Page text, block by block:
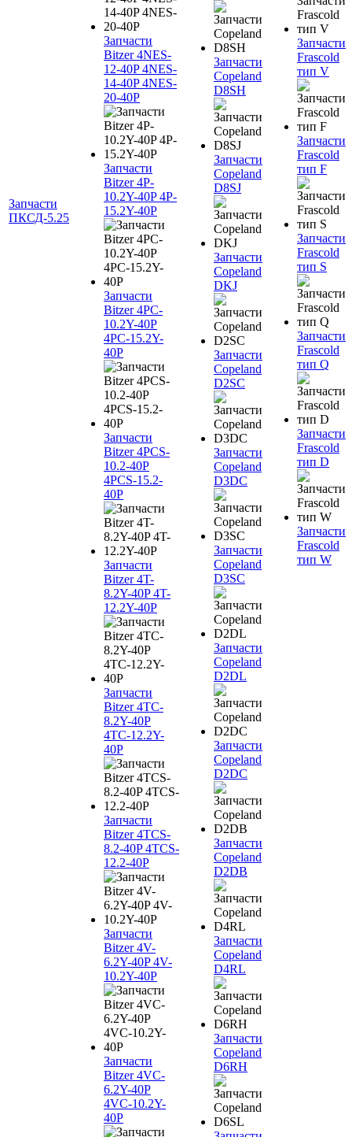
Запчасти
ПКСД-5.25
Запчасти
Bitzer 4NES-
12-40P 4NES-
14-40P 4NES-
20-40P
Запчасти
Bitzer 4P-
10.2Y-40P 4P-
15.2Y-40P
Запчасти
Bitzer 4PC-
10.2Y-40P
4PC-15.2Y-
40P
Запчасти
Bitzer 4PCS-
10.2-40P
4PCS-15.2-
40P
Запчасти
Bitzer 4T-
8.2Y-40P 4T-
12.2Y-40P
Запчасти
Bitzer 4TC-
8.2Y-40P
4TC-12.2Y-
40P
Запчасти
Bitzer 4TCS-
8.2-40P 4TCS-
12.2-40P
Запчасти
Bitzer 4V-
6.2Y-40P 4V-
10.2Y-40P
Запчасти
Bitzer 4VC-
6.2Y-40P
4VC-10.2Y-
40P
Запчасти
Copeland
D8SH
Запчасти
Copeland
D8SJ
Запчасти
Copeland
DKJ
Запчасти
Copeland
D2SC
Запчасти
Copeland
D3DC
Запчасти
Copeland
D3SC
Запчасти
Copeland
D2DL
Запчасти
Copeland
D2DC
Запчасти
Copeland
D2DB
Запчасти
Copeland
D4RL
Запчасти
Copeland
D6RH
Запчасти
Frascold
тип V
Запчасти
Frascold
тип F
Запчасти
Frascold
тип S
Запчасти
Frascold
тип Q
Запчасти
Frascold
тип D
Запчасти
Frascold
тип W